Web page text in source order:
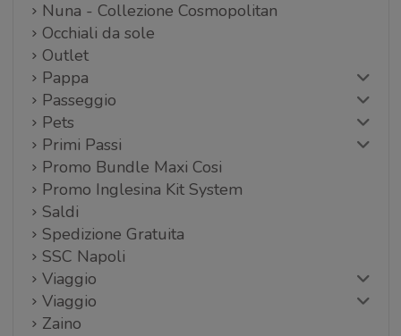
Nuna - Collezione Cosmopolitan
Occhiali da sole
Outlet
Pappa
Passeggio
Pets
Primi Passi
Promo Bundle Maxi Cosi
Promo Inglesina Kit System
Saldi
Spedizione Gratuita
SSC Napoli
Viaggio
Viaggio
Zaino